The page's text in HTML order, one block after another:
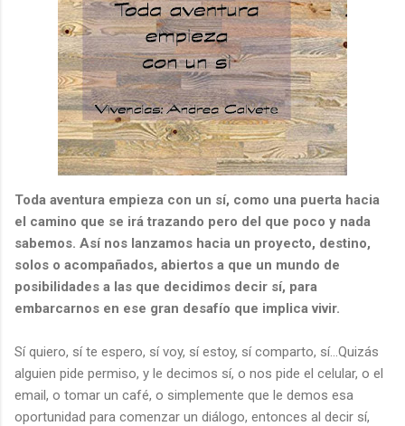
Toda aventura empieza con un sí, como una puerta hacia
el camino que se irá trazando pero del que poco y nada
sabemos. Así nos lanzamos hacia un proyecto, destino,
solos o acompañados, abiertos a que un mundo de
posibilidades a las que decidimos decir sí, para
embarcarnos en ese gran desafío que implica vivir.
Sí quiero, sí te espero, sí voy, sí estoy, sí comparto, sí…Quizás
alguien pide permiso, y le decimos sí, o nos pide el celular, o el
email, o tomar un café, o simplemente que le demos esa
oportunidad para comenzar un diálogo, entonces al decir sí,